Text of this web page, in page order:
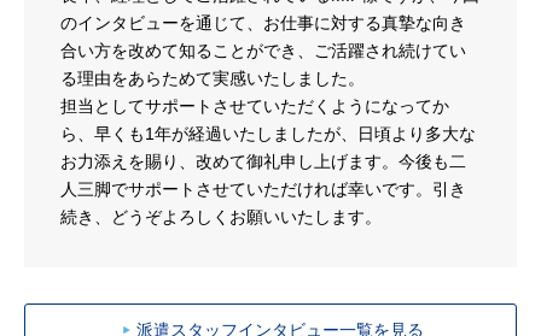
のインタビューを通じて、お仕事に対する真摯な向き
合い方を改めて知ることができ、ご活躍され続けてい
る理由をあらためて実感いたしました。
担当としてサポートさせていただくようになってか
ら、早くも1年が経過いたしましたが、日頃より多大な
お力添えを賜り、改めて御礼申し上げます。今後も二
人三脚でサポートさせていただければ幸いです。引き
続き、どうぞよろしくお願いいたします。
派遣スタッフインタビュー一覧を見る